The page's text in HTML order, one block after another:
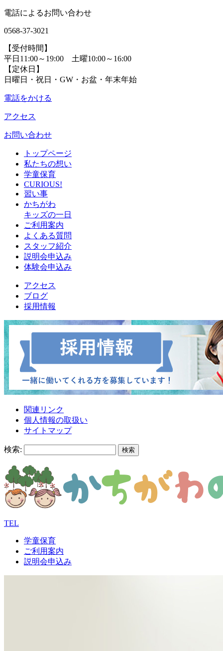
電話によるお問い合わせ
0568-37-3021
【受付時間】
平日11:00～19:00 土曜10:00～16:00
【定休日】
日曜日・祝日・GW・お盆・年末年始
電話をかける
アクセス
お問い合わせ
トップページ
私たちの想い
学童保育
CURIOUS!
習い事
かちがわ
キッズの一日
ご利用案内
よくある質問
スタッフ紹介
説明会申込み
体験会申込み
アクセス
ブログ
採用情報
関連リンク
個人情報の取扱い
サイトマップ
検索:
TEL
学童保育
ご利用案内
説明会申込み